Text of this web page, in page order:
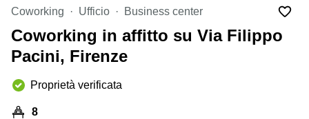
Brescia
Pescara
Verona
Catania
affitto a
Coworking
Lombardy
Business
Toscana
Coworking Ufficio Business center
Coworking in affitto su Via Filippo
Pacini, Firenze
Proprietà verificata
8